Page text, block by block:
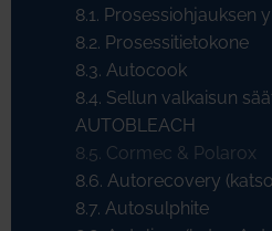
8.1. Prosessiohjauksen
8.2. Prosessitietokone
8.3. Autocook
8.4. Sellun valkaisun
AUTOBLEACH
8.5. Cormec & Polarox
8.6. Autorecovery
8.7. Autosulphite